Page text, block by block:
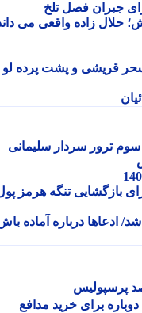
فصل تلخ
زاده واقعی می داند
قریشی و پشت پرده لو
ترور سردار سلیمانی
تنگه هرمز پول
درباره آماده باش
برای خرید مدافع